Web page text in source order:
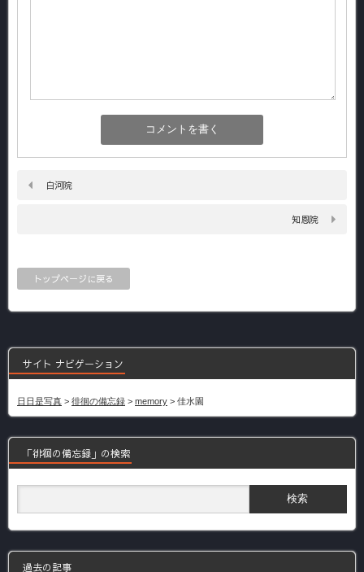
白河院
知恩院
トップページに戻る
サイト ナビゲーション
日日是写真 > 徘徊の備忘録 > memory > 佳水園
「徘徊の備忘録」の検索
過去の記事